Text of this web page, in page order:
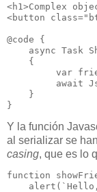
<h1>Complex
<button
@code {
async Task
    {
var
await
    }
Y la función
al serializar se
casing, que es lo
function